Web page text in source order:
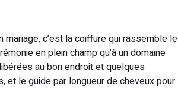
mariage, c’est la coiffure qui rassemble le
en plein champ qu’à un domaine
au bon endroit et quelques
et le guide par longueur de cheveux pour